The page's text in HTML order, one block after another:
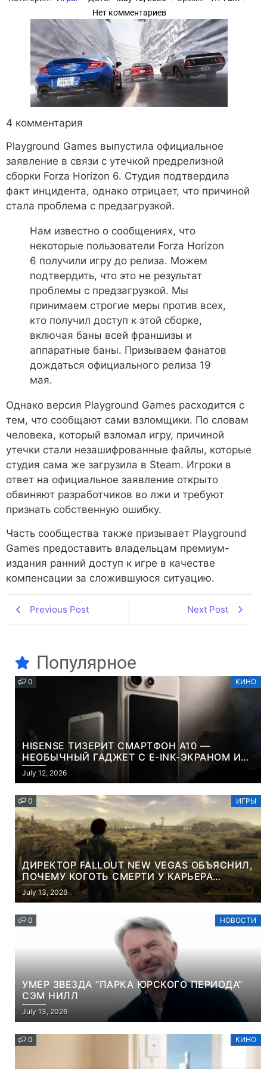
Нет комментариев
4 комментария
Playground Games выпустила официальное
заявление в связи с утечкой предрелизной
сборки Forza Horizon 6. Студия подтвердила
факт инцидента, однако отрицает, что причиной
стала проблема с предзагрузкой.
Нам известно о сообщениях, что
некоторые пользователи Forza Horizon
6 получили игру до релиза. Можем
подтвердить, что это не результат
проблемы с предзагрузкой. Мы
принимаем строгие меры против всех,
кто получил доступ к этой сборке,
включая баны всей франшизы и
аппаратные баны. Призываем фанатов
дождаться официального релиза 19
мая.
Однако версия Playground Games расходится с
тем, что сообщают сами взломщики. По словам
человека, который взломал игру, причиной
утечки стали незашифрованные файлы, которые
студия сама же загрузила в Steam. Игроки в
ответ на официальное заявление открыто
обвиняют разработчиков во лжи и требуют
признать собственную ошибку.
Часть сообщества также призывает Playground
Games предоставить владельцам премиум-
издания ранний доступ к игре в качестве
компенсации за сложившуюся ситуацию.
Previous Post Next Post
Популярное
0 КИНО
HISENSE ТИЗЕРИТ СМАРТФОН A10 —
НЕОБЫЧНЫЙ ГАДЖЕТ С E-INK-ЭКРАНОМ И
СЪЕМНОЙ LCD-ПАНЕЛЬЮ ДЛЯ ЦВЕТНОГО
КОНТЕНТА И СОЦСЕТЕЙ
July 12, 2026
0 ИГРЫ
ДИРЕКТОР FALLOUT NEW VEGAS ОБЪЯСНИЛ,
ПОЧЕМУ КОГОТЬ СМЕРТИ У КАРЬЕРА
НАМЕРЕННО СНОСИТ ВАМ ГОЛОВУ
July 13, 2026
0 НОВОСТИ
УМЕР ЗВЕЗДА “ПАРКА ЮРСКОГО ПЕРИОДА”
СЭМ НИЛЛ
July 13, 2026
0 КИНО